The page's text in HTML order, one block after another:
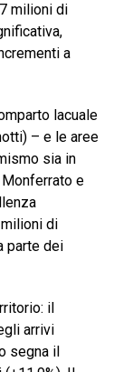
milioni di
a
lacuale
– e le aree
sia in
e
di
parte dei
il
arrivi
segna il